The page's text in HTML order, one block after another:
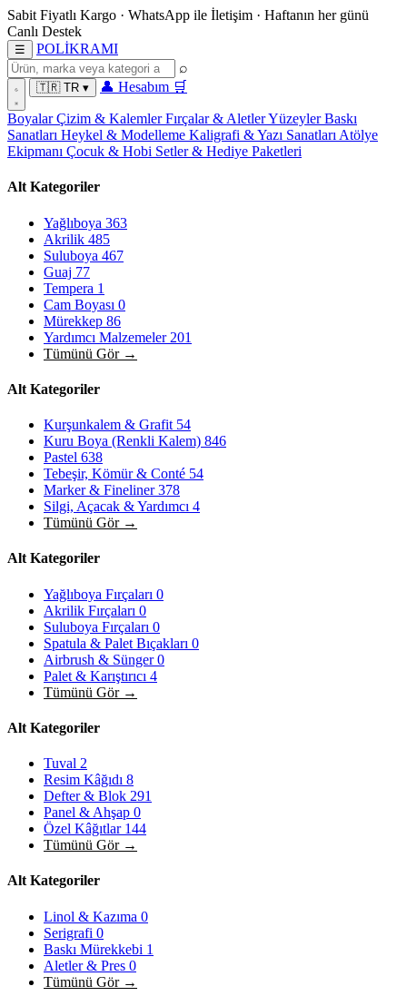
Sabit Fiyatlı Kargo · WhatsApp ile İletişim · Haftanın her günü
Canlı Destek
☰ POLİKRAMI
⌕
🇹🇷 TR ▾ 👤 Hesabım 🛒
BoyalarÇizim & KalemlerFırçalar & AletlerYüzeylerBaskı
Sanatları Heykel & Modelleme Kaligrafi & Yazı Sanatları Atölye
Ekipmanı Çocuk & Hobi Setler & Hediye Paketleri
Alt Kategoriler
Yağlıboya 363
Akrilik 485
Suluboya 467
Guaj 77
Tempera 1
Cam Boyası 0
Mürekkep 86
Yardımcı Malzemeler 201
Tümünü Gör →
Alt Kategoriler
Kurşunkalem & Grafit 54
Kuru Boya (Renkli Kalem) 846
Pastel 638
Tebeşir, Kömür & Conté 54
Marker & Fineliner378
Silgi, Açacak & Yardımcı 4
Tümünü Gör →
Alt Kategoriler
Yağlıboya Fırçaları 0
Akrilik Fırçaları 0
Suluboya Fırçaları 0
Spatula & Palet Bıçakları 0
Airbrush & Sünger0
Palet & Karıştırıcı 4
Tümünü Gör →
Alt Kategoriler
Tuval 2
Resim Kâğıdı 8
Defter & Blok 291
Panel & Ahşap 0
Özel Kâğıtlar 144
Tümünü Gör →
Alt Kategoriler
Linol & Kazıma 0
Serigrafi 0
Baskı Mürekkebi 1
Aletler & Pres 0
Tümünü Gör →